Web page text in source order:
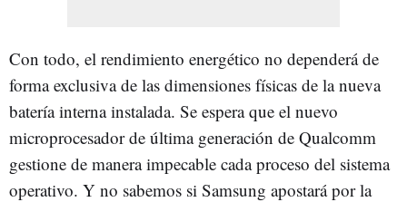
Con todo, el rendimiento energético no dependerá de
forma exclusiva de las dimensiones físicas de la nueva
batería interna instalada. Se espera que el nuevo
microprocesador de última generación de Qualcomm
gestione de manera impecable cada proceso del sistema
operativo. Y no sabemos si Samsung apostará por la